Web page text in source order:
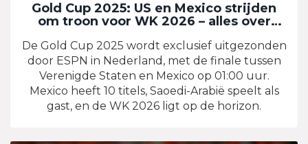
Gold Cup 2025: US en Mexico strijden
om troon voor WK 2026 – alles over
De Gold Cup 2025 wordt exclusief uitgezonden
door ESPN in Nederland, met de finale tussen
Verenigde Staten en Mexico op 01:00 uur.
Mexico heeft 10 titels, Saoedi-Arabië speelt als
gast, en de WK 2026 ligt op de horizon.